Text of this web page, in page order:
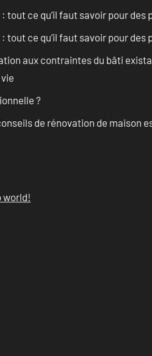
tout ce qu’il faut savoir pour des
tout ce qu’il faut savoir pour des
aux contraintes du bâti
?
de rénovation de maison
world!